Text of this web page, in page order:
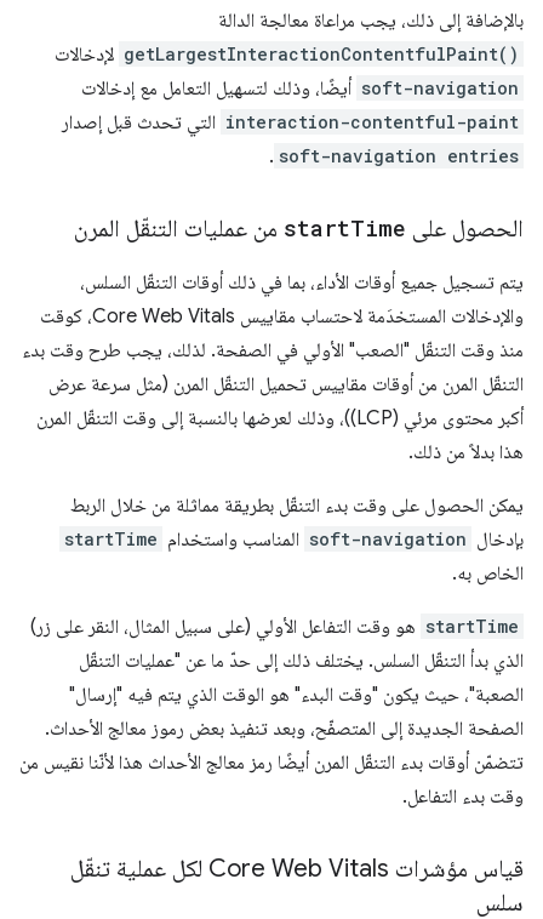
بالإضافة إلى ذلك، يجب مراعاة معالجة الدالة
getLargestInteractionContentfulPaint() لإدخالات
soft-navigation أيضًا، وذلك لتسهيل التعامل مع إدخالات
interaction-contentful-paint التي تحدث قبل إصدار
soft-navigation entries
.
الحصول على startTime من عمليات التنقّل المرن
يتم تسجيل جميع أوقات الأداء، بما في ذلك أوقات التنقّل السلس،
والإدخالات المستخدَمة لاحتساب مقاييس Core Web Vitals، كوقت
منذ وقت التنقّل "الصعب" الأولي في الصفحة. لذلك، يجب طرح وقت بدء
التنقّل المرن من أوقات مقاييس تحميل التنقّل المرن (مثل سرعة عرض
أكبر محتوى مرئي (LCP))، وذلك لعرضها بالنسبة إلى وقت التنقّل المرن
هذا بدلاً من ذلك.
يمكن الحصول على وقت بدء التنقّل بطريقة مماثلة من خلال الربط
بإدخال soft-navigation المناسب واستخدام startTime
الخاص به.
startTime هو وقت التفاعل الأولي (على سبيل المثال، النقر على زر)
الذي بدأ التنقّل السلس. يختلف ذلك إلى حدّ ما عن "عمليات التنقّل
الصعبة"، حيث يكون "وقت البدء" هو الوقت الذي يتم فيه "إرسال"
الصفحة الجديدة إلى المتصفّح، وبعد تنفيذ بعض رموز معالج الأحداث.
تتضمّن أوقات بدء التنقّل المرن أيضًا رمز معالج الأحداث هذا لأنّنا نقيس من
وقت بدء التفاعل.
قياس مؤشرات Core Web Vitals لكل عملية تنقّل
سلس